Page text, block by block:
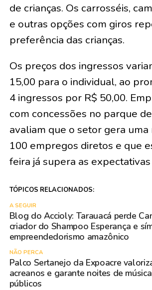
de crianças. Os carrosséis,
e outras opções com giros
preferência das crianças.
Os preços dos ingressos
15,00 para o individual, ao
4 ingressos por R$ 50,00.
com concessões no parque
avaliam que o setor gera uma
100 empregos diretos e que
feira já supera as
TÓPICOS RELACIONADOS:
A SEGUIR
Blog do Accioly: Tarauacá perde
criador do Shampoo Esperança e
empreendedorismo amazônico
NÃO PERCA
Palco Sertanejo da Expoacre
acreanos e garante noites de
públicos